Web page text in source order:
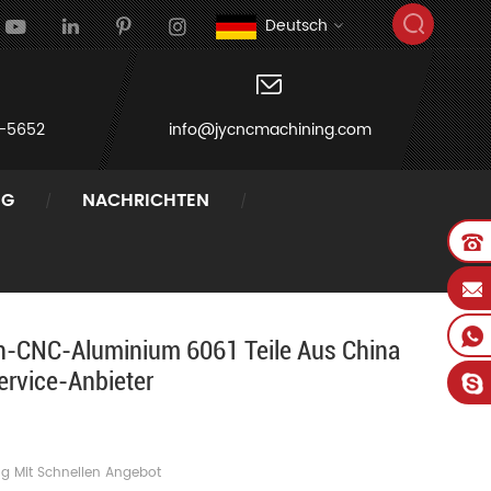
Deutsch
5652 info@jycncmachining.com
NACHRICHTEN
CNC-Aluminium 6061 Teile Aus China
Anbieter
Mit Schnellen Angebot